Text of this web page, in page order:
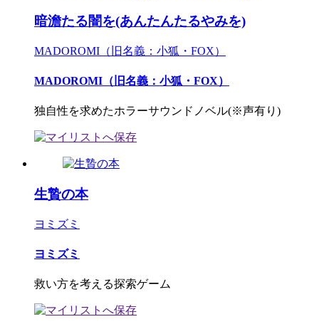
暗澹たる闇を(あんたんたるやみを)
MADOROMI（旧名義：小狐・FOX）
MADOROMI（旧名義：小狐・FOX）
独自性を求めたホラーサウンドノベル(※声有り)
生贄の本
ヨミズミ
ヨミズミ
救い方を考える探索ゲーム